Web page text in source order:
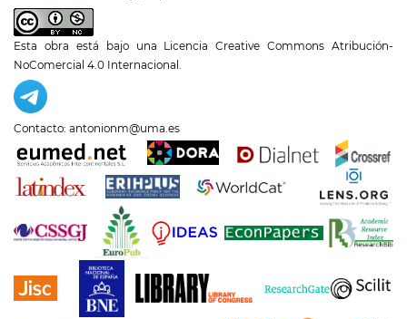
Esta obra está bajo una Licencia Creative Commons Atribución-
NoComercial 4.0 Internacional
Contacto: antonionm@uma.es